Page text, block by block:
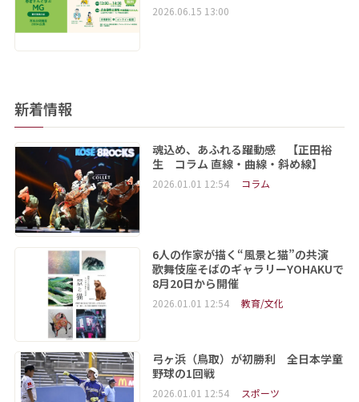
2026.06.15 13:00
新着情報
魂込め、あふれる躍動感 【正田裕
生 コラム 直線・曲線・斜め線】
2026.01.01 12:54 コラム
6人の作家が描く“風景と猫”の共演
歌舞伎座そばのギャラリーYOHAKUで
8月20日から開催
2026.01.01 12:54 教育/文化
弓ヶ浜（鳥取）が初勝利 全日本学童
野球の1回戦
2026.01.01 12:54 スポーツ